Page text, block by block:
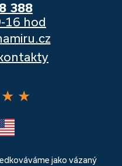
388
16 hod
★ ★
jako vázaný